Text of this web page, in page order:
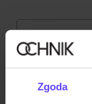
Zgoda
Powiadom